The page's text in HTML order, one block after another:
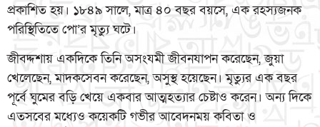
প্রকাশিত হয়। ১৮৪৯ সালে, মাত্র ৪০ বছর বয়সে, এক রহস্যজনক
পরিস্থিতিতে পো’র মৃত্যু ঘটে।
জীবদ্দশায় একদিকে তিনি অসংযমী জীবনযাপন করেছেন, জুয়া
খেলেছেন, মাদকসেবন করেছেন, অসুস্থ হয়েছেন। মৃত্যুর এক বছর
পূর্বে ঘুমের বড়ি খেয়ে একবার আত্মহত্যার চেষ্টাও করেন। অন্য দিকে
এতসবের মধ্যেও কয়েকটি গভীর আবেদনময় কবিতা ও